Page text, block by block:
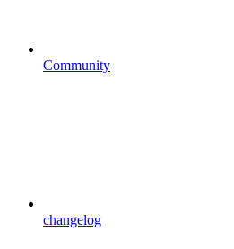
Community
changelog